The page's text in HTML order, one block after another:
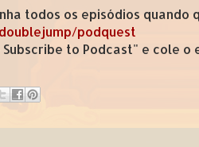
todos os episódios quando
podquest
to Podcast" e cole o